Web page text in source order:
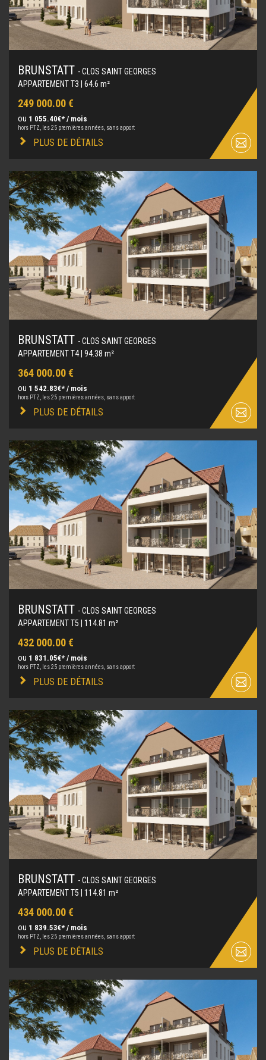
BRUNSTATT - CLOS SAINT GEORGES
APPARTEMENT T3 | 64.6 m²
249 000.00 €
ou 1 055.40€* / mois
hors PTZ, les 25 premières années, sans apport
PLUS DE DÉTAILS
BRUNSTATT - CLOS SAINT GEORGES
APPARTEMENT T4 | 94.38 m²
364 000.00 €
ou 1 542.83€* / mois
hors PTZ, les 25 premières années, sans apport
PLUS DE DÉTAILS
BRUNSTATT - CLOS SAINT GEORGES
APPARTEMENT T5 | 114.81 m²
432 000.00 €
ou 1 831.05€* / mois
hors PTZ, les 25 premières années, sans apport
PLUS DE DÉTAILS
BRUNSTATT - CLOS SAINT GEORGES
APPARTEMENT T5 | 114.81 m²
434 000.00 €
ou 1 839.53€* / mois
hors PTZ, les 25 premières années, sans apport
PLUS DE DÉTAILS